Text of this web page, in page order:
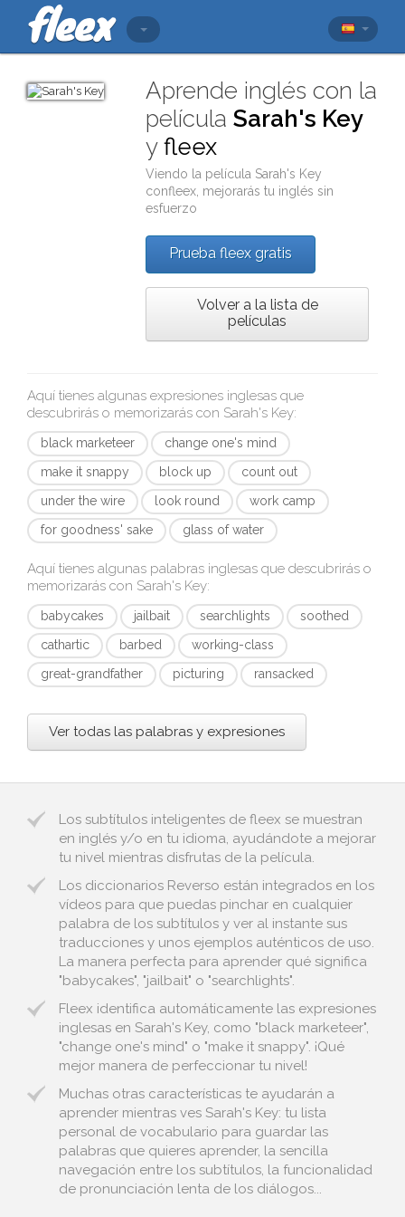
Aprende inglés con la
películaSarah's Key
yfleex
Viendo la película Sarah's Key
confleex , mejorarás tu inglés sin
esfuerzo
Prueba fleex gratis
Volver a la lista de
películas
Aquí tienes algunas expresiones inglesas que
descubrirás o memorizarás con Sarah's Key:
black marketeer
change one's mind
make it snappy
block up
count out
under the wire
look round
work camp
for goodness' sake
glass of water
Aquí tienes algunas palabras inglesas que descubrirás o
memorizarás con Sarah's Key:
babycakes jailbait searchlights
soothed
cathartic
barbed
working-class
great-grandfather
picturing ransacked
Ver todas las palabras y expresiones
Los subtítulos inteligentes de fleex se muestran
en inglés y/o en tu idioma, ayudándote a mejorar
tu nivel mientras disfrutas de la película.
Los diccionarios Reverso están integrados en los
vídeos para que puedas pinchar en cualquier
palabra de los subtítulos y ver al instante sus
traducciones y unos ejemplos auténticos de uso.
La manera perfecta para aprender qué significa
"babycakes", "jailbait" o "searchlights".
Fleex identifica automáticamente las expresiones
inglesas en Sarah's Key, como "black marketeer",
"change one's mind" o "make it snappy". ¡Qué
mejor manera de perfeccionar tu nivel!
Muchas otras características te ayudarán a
aprender mientras ves Sarah's Key: tu lista
personal de vocabulario para guardar las
palabras que quieres aprender, la sencilla
navegación entre los subtítulos, la funcionalidad
de pronunciación lenta de los diálogos...